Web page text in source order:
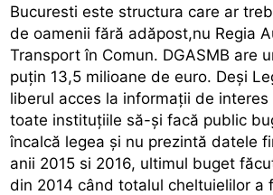
Bucuresti este structura care ar
de oamenii fără adăpost,nu Regia
Transport în Comun. DGASMB are
puțin 13,5 milioane de euro. Deși
liberul acces la informații de
toate instituțiile să-și facă public
încalcă legea și nu prezintă datele
anii 2015 si 2016, ultimul buget
din 2014 când totalul cheltuielilor a